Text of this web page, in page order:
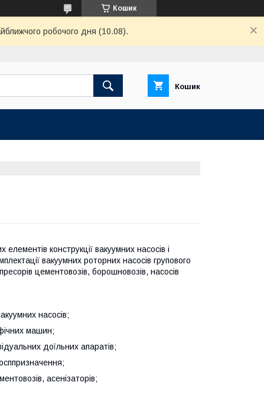
Кошик
робочого дня (10.08).
Кошик
конструкції вакуумних насосів і
вакуумних роторних насосів групового
цементовозів, борошновозів, насосів
насосів;
машин;
доїльних апаратів;
асенізаторів;